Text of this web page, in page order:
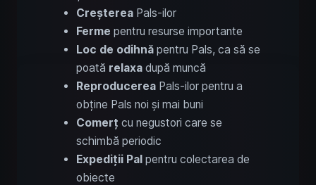
Creșterea Pals-ilor
Ferme pentru resurse importante
Loc de odihnă pentru Pals, ca să se
poată relaxa după muncă
Reproducerea Pals-ilor pentru a
obține Pals noi și mai buni
Comerț cu negustori care se
schimbă periodic
Expediții Pal pentru colectarea de
obiecte